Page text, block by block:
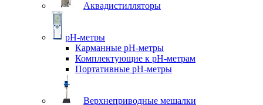
Аквадистилляторы
pH-метры
Карманные pH-метры
Комплектующие к pH-метрам
Портативные pH-метры
Верхнеприводные мешалки